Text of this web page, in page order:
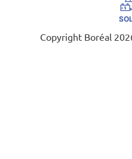
Copyright Boréal